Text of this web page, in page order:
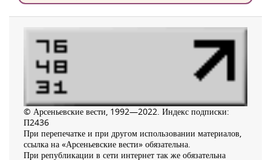
© Арсеньевские вести, 1992—2022. Индекс подписки:
П2436
При перепечатке и при другом использовании материалов,
ссылка на «Арсеньевские вести» обязательна.
При републикации в сети интернет так же обязательна